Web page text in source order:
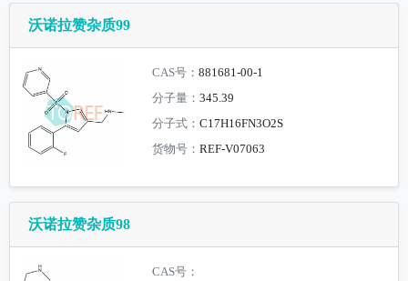
沃诺拉赞杂质99
CAS号：881681-00-1
分子量：345.39
分子式：C17H16FN3O2S
货物号：REF-V07063
沃诺拉赞杂质98
CAS号：